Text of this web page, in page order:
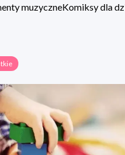
muzyczneKomiksy dla